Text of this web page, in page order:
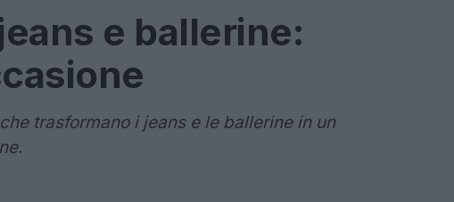
e ballerine:
trasformano i jeans e le ballerine in un